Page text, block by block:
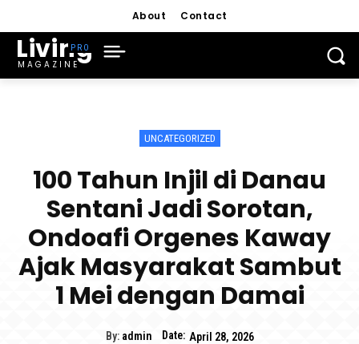
About Contact
Living
MAGAZINE
UNCATEGORIZED
100 Tahun Injil di Danau
Sentani Jadi Sorotan,
Ondoafi Orgenes Kaway
Ajak Masyarakat Sambut
1 Mei dengan Damai
By: admin Date: April 28, 2026